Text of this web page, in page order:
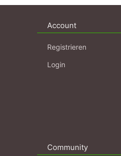
Account
Registrieren
Login
Community